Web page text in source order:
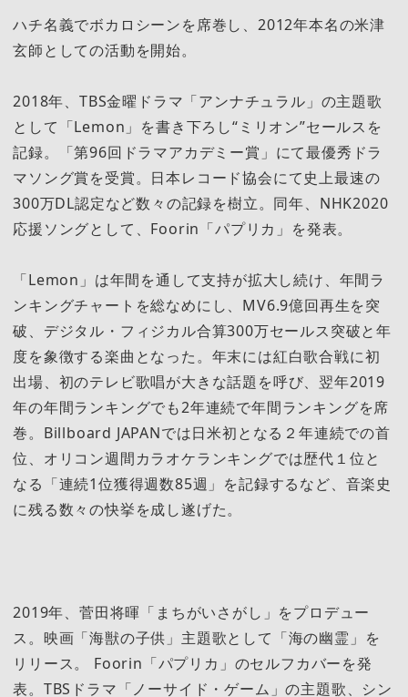
ハチ名義でボカロシーンを席巻し、2012年本名の米津
玄師としての活動を開始。
2018年、TBS金曜ドラマ「アンナチュラル」の主題歌
として「Lemon」を書き下ろし“ミリオン”セールスを
記録。「第96回ドラマアカデミー賞」にて最優秀ドラ
マソング賞を受賞。日本レコード協会にて史上最速の
300万DL認定など数々の記録を樹立。同年、NHK2020
応援ソングとして、Foorin「パプリカ」を発表。
「Lemon」は年間を通して支持が拡大し続け、年間ラ
ンキングチャートを総なめにし、MV6.9億回再生を突
破、デジタル・フィジカル合算300万セールス突破と年
度を象徴する楽曲となった。年末には紅白歌合戦に初
出場、初のテレビ歌唱が大きな話題を呼び、翌年2019
年の年間ランキングでも2年連続で年間ランキングを席
巻。Billboard JAPANでは日米初となる２年連続での首
位、オリコン週間カラオケランキングでは歴代１位と
なる「連続1位獲得週数85週」を記録するなど、音楽史
に残る数々の快挙を成し遂げた。
2019年、菅田将暉「まちがいさがし」をプロデュー
ス。映画「海獣の子供」主題歌として「海の幽霊」を
リリース。 Foorin「パプリカ」のセルフカバーを発
表。TBSドラマ「ノーサイド・ゲーム」の主題歌、シン